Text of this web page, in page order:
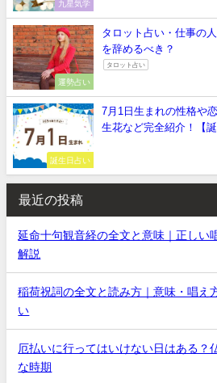
九星気学
運勢占い
タロット占い・仕事の
を辞めるべき？
タロット占い
誕生日占い
7月1日生まれの性格や
生花など完全紹介！【誕
最近の投稿
延命十句観音経の全文と意味｜正しい
解説
稲荷祝詞の全文と読み方｜意味・唱え
い
厄払いに行ってはいけない日はある？
な時期